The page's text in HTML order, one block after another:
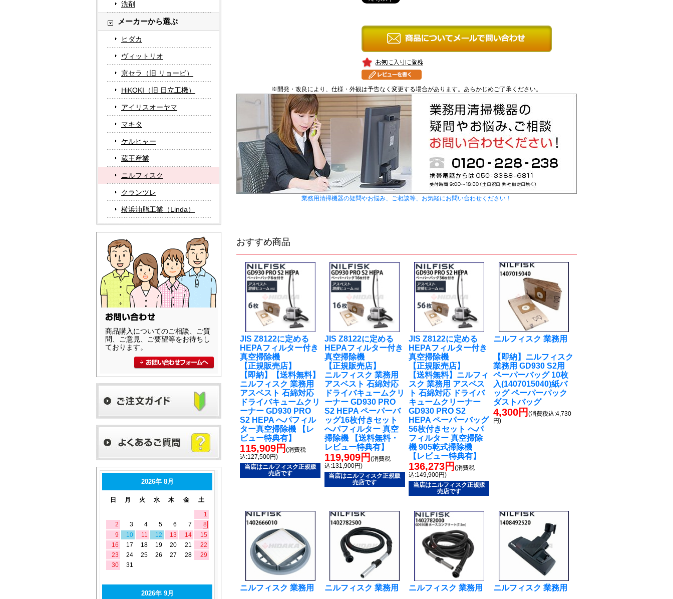
洗剤
メーカーから選ぶ
ヒダカ
ヴィットリオ
京セラ（旧 リョービ）
HiKOKI（旧 日立工機）
アイリスオーヤマ
マキタ
ケルヒャー
蔵王産業
ニルフィスク
クランツレ
横浜油脂工業（Linda）
商品購入についてのご相談、ご質
問、ご意見、ご要望等をお待ちし
ております。
※開発・改良により、仕様・外観は予告なく変更する場合があります。あらかじめご了承ください。
業務用清掃機器の疑問やお悩み、ご相談等、お気軽にお問い合わせください！
おすすめ商品
JIS Z8122に定める
HEPAフィルター付き
真空掃除機
【正規販売店】
【即納】【送料無料】
ニルフィスク 業務用
アスベスト 石綿対応
ドライバキュームクリ
ーナー GD930 PRO
S2 HEPA へパフィル
ター真空掃除機 【レ
ビュー特典有】
115,909円(消費税
込:127,500円)
当店はニルフィスク正規販
売店です
JIS Z8122に定める
HEPAフィルター付き
真空掃除機
【正規販売店】
ニルフィスク 業務用
アスベスト 石綿対応
ドライバキュームクリ
ーナー GD930 PRO
S2 HEPA ペーパーバ
ッグ16枚付きセット
へパフィルター 真空
掃除機 【送料無料・
レビュー特典有】
119,909円 (消費税
込:131,900円)
当店はニルフィスク正規販
売店です
JIS Z8122に定める
HEPAフィルター付き
真空掃除機
【正規販売店】
【送料無料】ニルフィ
スク 業務用 アスベス
ト 石綿対応 ドライバ
キュームクリーナー
GD930 PRO S2
HEPA ペーパーバッグ
56枚付きセット へパ
フィルター 真空掃除
機 905乾式掃除機
【レビュー特典有】
136,273円(消費税
込:149,900円)
当店はニルフィスク正規販
売店です
ニルフィスク 業務用
【即納】ニルフィスク
業務用 GD930 S2用
ペーパーバッグ 10枚
入(1407015040)紙バ
ッグ ペーパーパック
ダストバッグ
4,300円(消費税込:4,730
円)
ニルフィスク 業務用 ニルフィスク 業務用 ニルフィスク 業務用 ニルフィスク 業務用